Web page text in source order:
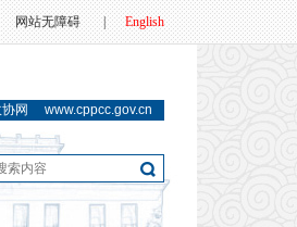
网站无障碍 | English
网 www.cppcc.gov.cn